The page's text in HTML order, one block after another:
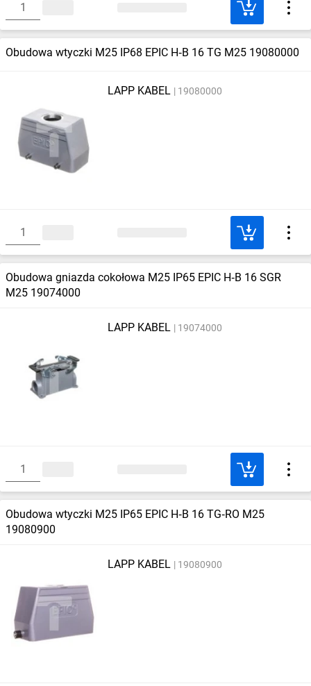
Obudowa wtyczki M25 IP68 EPIC H‑B 16 TG M25 19080000
LAPP KABEL 19080000
Obudowa gniazda cokołowa M25 IP65 EPIC H‑B 16 SGR
M25 19074000
LAPP KABEL 19074000
Obudowa wtyczki M25 IP65 EPIC H‑B 16 TG‑RO M25
19080900
LAPP KABEL 19080900